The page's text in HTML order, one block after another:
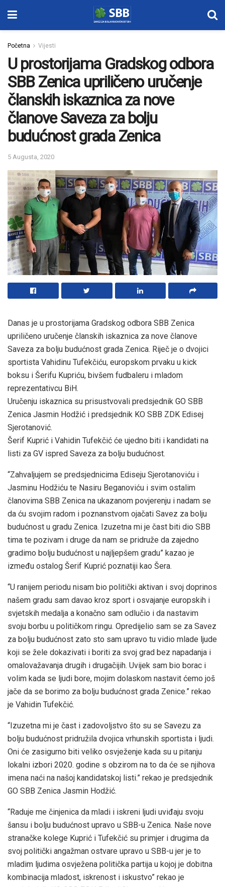
Početna Vijesti
U prostorijama Gradskog odbora
SBB Zenica upriličeno uručenje
članskih iskaznica za nove
članove Saveza za bolju
budućnost grada Zenica
5 Augusta, 2020
Danas je u prostorijama Gradskog odbora SBB Zenica
upriličeno uručenje članskih iskaznica za nove članove
Saveza za bolju budućnost grada Zenica. Riječ je o dvojici
sportista Vahidinu Tufekčiću, europskom prvaku u kick
boksu i Šerifu Kupriću, bivšem fudbaleru i mladom
reprezentativcu BiH.
Uručenju iskaznica su prisustvovali predsjednik GO SBB
Zenica Jasmin Hodžić i predsjednik KO SBB ZDK Edisej
Sjerotanović.
Šerif Kuprić i Vahidin Tufekčić će ujedno biti i kandidati na
listi za GV ispred Saveza za bolju budućnost.
“Zahvaljujem se predsjednicima Ediseju Sjerotanoviću i
Jasminu Hodžiću te Nasiru Beganoviću i svim ostalim
članovima SBB Zenica na ukazanom povjerenju i nadam se
da ću svojim radom i poznanstvom ojačati Savez za bolju
budućnost u gradu Zenica. Izuzetna mi je čast biti dio SBB
tima te pozivam i druge da nam se pridruže da zajedno
gradimo bolju budućnost u najljepšem gradu” kazao je
između ostalog Šerif Kuprić poznatiji kao Šera.
“U ranijem periodu nisam bio politički aktivan i svoj doprinos
našem gradu sam davao kroz sport i osvajanje europskih i
svjetskih medalja a konačno sam odlučio i da nastavim
svoju borbu u političkom ringu. Opredijelio sam se za Savez
za bolju budućnost zato sto sam upravo tu vidio mlade ljude
koji se žele dokazivati i boriti za svoj grad bez napadanja i
omalovažavanja drugih i drugačijih. Uvijek sam bio borac i
volim kada se ljudi bore, mojim dolaskom nastavit ćemo još
jače da se borimo za bolju budućnost grada Zenice.” rekao
je Vahidin Tufekčić.
“Izuzetna mi je čast i zadovoljstvo što su se Savezu za
bolju budućnost pridružila dvojica vrhunskih sportista i ljudi.
Oni će zasigurno biti veliko osvježenje kada su u pitanju
lokalni izbori 2020. godine s obzirom na to da će se njihova
imena naći na našoj kandidatskoj listi.” rekao je predsjednik
GO SBB Zenica Jasmin Hodžić.
“Raduje me činjenica da mladi i iskreni ljudi uviđaju svoju
šansu i bolju budućnost upravo u SBB-u Zenica. Naše nove
stranačke kolege Kuprić i Tufekčić su primjer i drugima da
svoj politički angažman ostvare upravo u SBB-u jer je to
mladim ljudima osvježena politička partija u kojoj je dobitna
kombinacija mladost, iskrenost i iskustvo” rekao je